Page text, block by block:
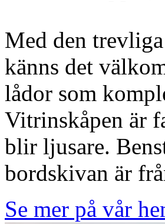
Med den
känns det
lådor som
Vitrinskåpen är
blir ljusare.
bordskivan är
Se mer på vår